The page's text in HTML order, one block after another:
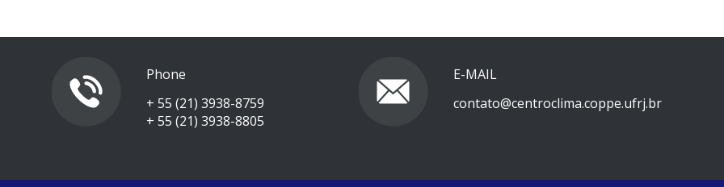
Phone
+ 55 (21) 3938-8759
+ 55 (21) 3938-8805
E-MAIL
contato@centroclima.coppe.ufrj.br